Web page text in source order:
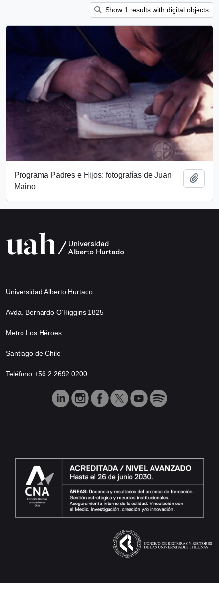
Show 1 results with digital objects
Programa Padres e Hijos: fotografías de Juan
Maino
Universidad Alberto Hurtado
Avda. Bernardo O’Higgins 1825
Metro Los Héroes
Santiago de Chile
Teléfono +56 2 2692 0200